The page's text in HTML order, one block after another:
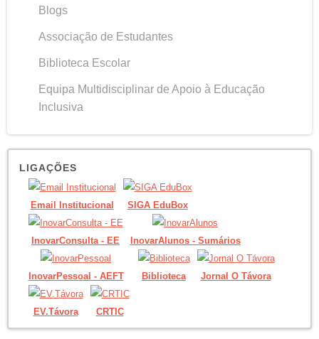
Blogs
Associação de Estudantes
Biblioteca Escolar
Equipa Multidisciplinar de Apoio à Educação
Inclusiva
LIGAÇÕES
Email Institucional SIGA EduBox
InovarConsulta - EE InovarAlunos - Sumários
InovarPessoal - AEFT Biblioteca Jornal O Távora
EV.Távora CRTIC